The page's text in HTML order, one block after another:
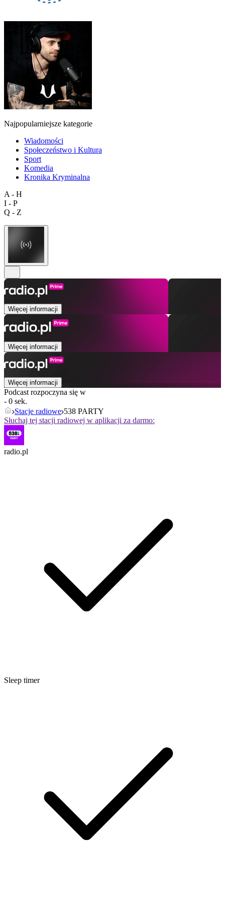
Najpopularniejsze kategorie
Wiadomości
Społeczeństwo i Kultura
Sport
Komedia
Kronika Kryminalna
A - H
I - P
Q - Z
Więcej informacji
Więcej informacji
Więcej informacji
Podcast rozpoczyna się w
- 0 sek.
Stacje radiowe 538 PARTY
Słuchaj tej stacji radiowej w aplikacji za darmo:
radio.pl
Sleep timer